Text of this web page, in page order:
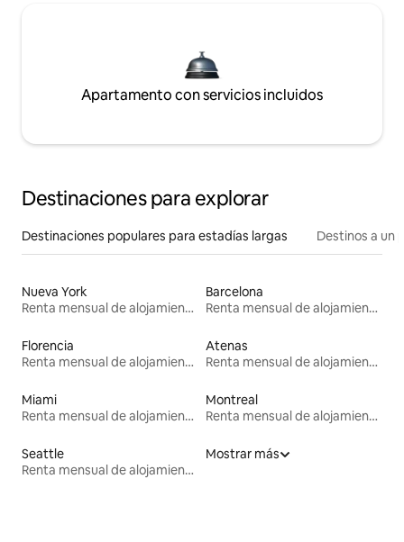
Apartamento con servicios incluidos
Destinaciones para explorar
Destinaciones populares para estadías largas Destinos a un
Nueva York
Renta mensual de alojamientos
Barcelona
Renta mensual de alojamientos
Florencia
Renta mensual de alojamientos
Atenas
Renta mensual de alojamientos
Miami
Renta mensual de alojamientos
Montreal
Renta mensual de alojamientos
Seattle
Renta mensual de alojamientos
Mostrar más